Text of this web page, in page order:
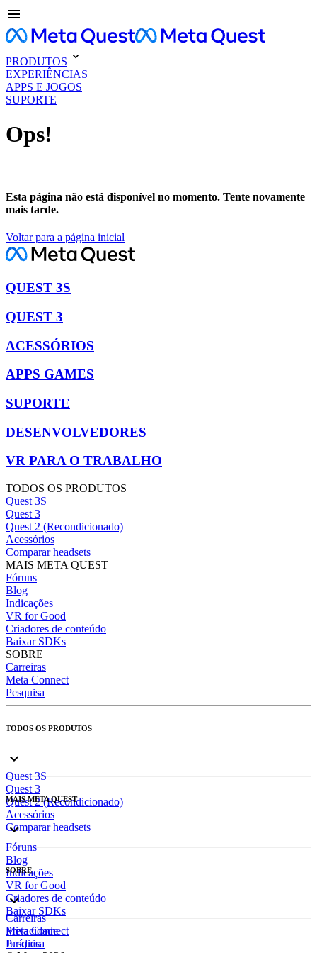
PRODUTOS
EXPERIÊNCIAS
APPS E JOGOS
SUPORTE
Ops!
Esta página não está disponível no momento. Tente novamente
mais tarde.
Voltar para a página inicial
QUEST 3S
QUEST 3
ACESSÓRIOS
APPS GAMES
SUPORTE
DESENVOLVEDORES
VR PARA O TRABALHO
TODOS OS PRODUTOS
Quest 3S
Quest 3
Quest 2 (Recondicionado)
Acessórios
Comparar headsets
MAIS META QUEST
Fóruns
Blog
Indicações
VR for Good
Criadores de conteúdo
Baixar SDKs
SOBRE
Carreiras
Meta Connect
Pesquisa
TODOS OS PRODUTOS
Quest 3S
Quest 3
Quest 2 (Recondicionado)
Acessórios
Comparar headsets
MAIS META QUEST
Fóruns
Blog
Indicações
VR for Good
Criadores de conteúdo
Baixar SDKs
SOBRE
Carreiras
Meta Connect
Pesquisa
Privacidade
Jurídico